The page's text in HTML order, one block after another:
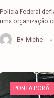
Polícia Federal
uma organização
By Michel
PONTA PORÃ